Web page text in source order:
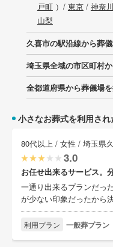
戸町）/ 東京/ 神奈川
山梨
久喜市の駅沿線から葬
埼玉県全域の市区町村
全都道府県から葬儀場
小さなお葬式を利用さ
80代以上 / 女性 / 埼玉県
3.0
お任せ出来るサービス。
一通り出来るプランだっ
が少ない印象だったから
利用プラン 一般葬プラン